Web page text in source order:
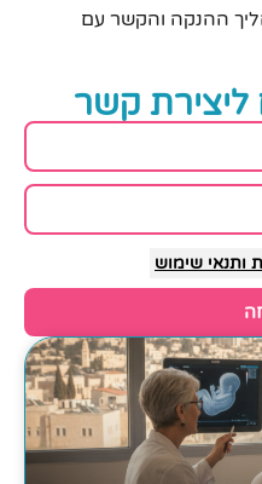
ההנקה והקשר עם
ליצירת קשר
ותנאי שימוש